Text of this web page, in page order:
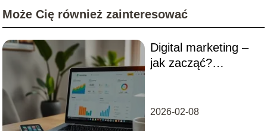
Może Cię również zainteresować
Digital marketing –
jak zacząć?
2026-02-08